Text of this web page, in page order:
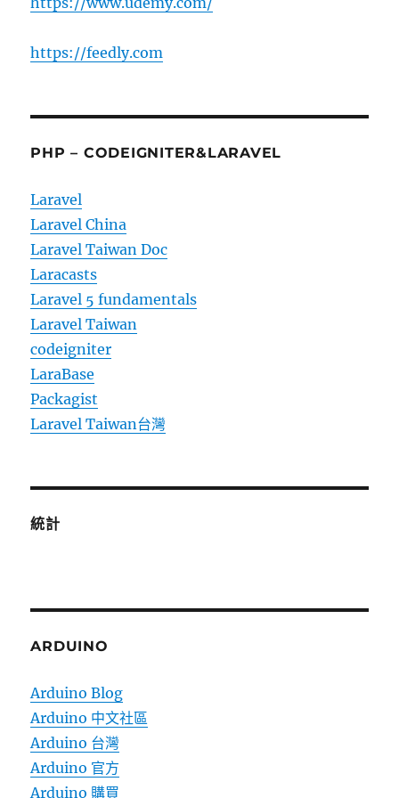
https://feedly.com
PHP – CODEIGNITER&LARAVEL
Laravel
Laravel China
Laravel Taiwan Doc
Laracasts
Laravel 5 fundamentals
Laravel Taiwan
codeigniter
LaraBase
Packagist
Laravel Taiwan台灣
統計
ARDUINO
Arduino Blog
Arduino 中文社區
Arduino 台灣
Arduino 官方
Arduino 購買